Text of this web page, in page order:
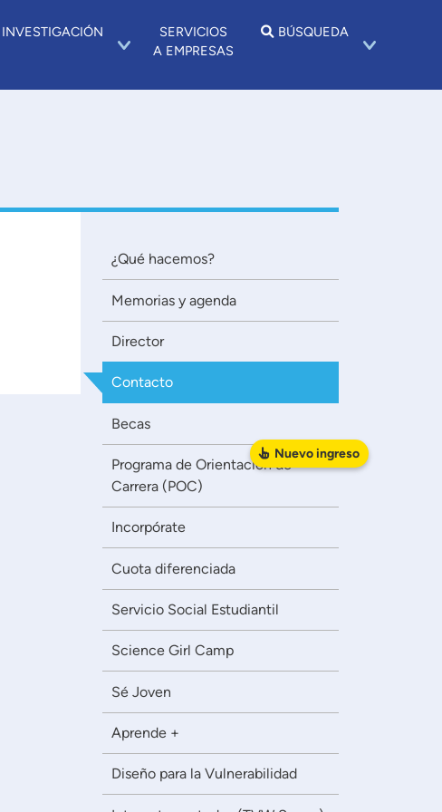
INVESTIGACIÓN
SERVICIOS
A EMPRESAS
BÚSQUEDA
¿Qué hacemos?
Memorias y agenda
Director
Contacto
Becas
Programa de Orientación de
Carrera (POC)
Incorpórate
Cuota diferenciada
Servicio Social Estudiantil
Science Girl Camp
Sé Joven
Aprende +
Diseño para la Vulnerabilidad
Nuevoingreso